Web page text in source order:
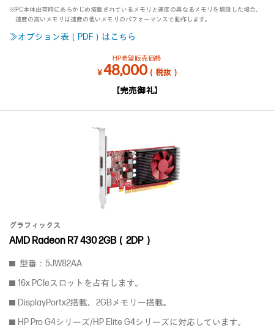
※PC本体出荷時にあらかじめ搭載されているメモリと速度の異なるメモリを増設した場合、
速度の高いメモリは速度の低いメモリのパフォーマンスで動作します。
≫オプション表（PDF）はこちら
HP希望販売価格
￥48,000（税抜）
【完売御礼】
グラフィックス
AMD Radeon R7 430 2GB（2DP）
型番：5JW82AA
16x PCIeスロットを占有します。
DisplayPortx2搭載、2GBメモリー搭載。
HP Pro G4シリーズ/HP Elite G4シリーズに対応しています。